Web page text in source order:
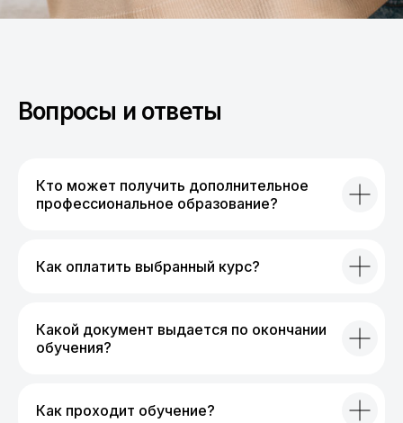
Вопросы и ответы
Кто может получить дополнительное
профессиональное образование?
Как оплатить выбранный курс?
Какой документ выдается по окончании
обучения?
Как проходит обучение?